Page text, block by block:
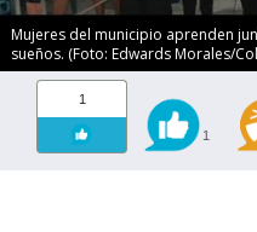
Mujeres del municipio aprenden
sueños. (Foto: Edwards Morales/
1
1